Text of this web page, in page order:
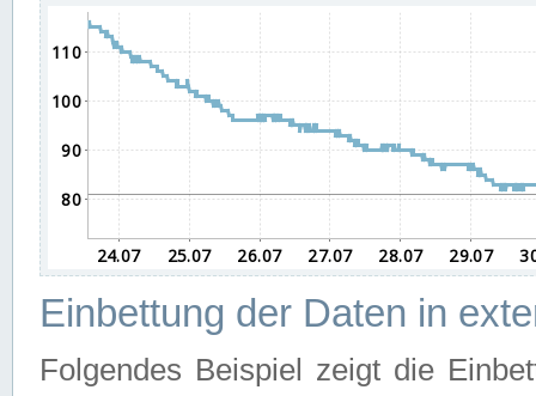
Einbettung der Daten in
Folgendes Beispiel zeigt die